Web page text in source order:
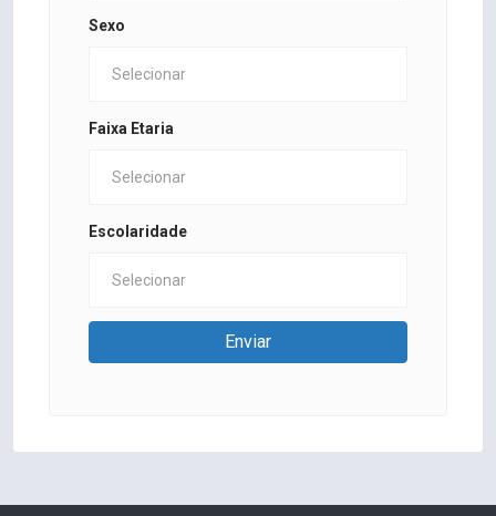
Sexo
Faixa Etaria
Escolaridade
Enviar